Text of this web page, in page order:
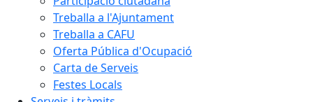
Treballa a l'Ajuntament
Treballa a CAFU
Oferta Pública d'Ocupació
Carta de Serveis
Festes Locals